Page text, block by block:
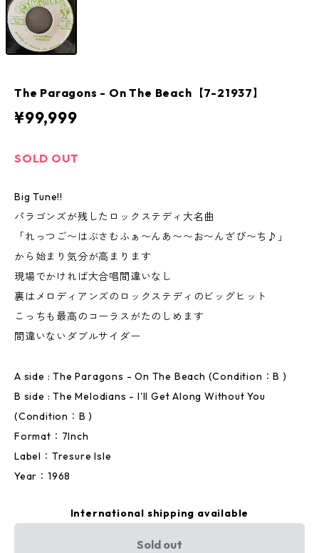
The Paragons - On The Beach【7-21937】
¥99,999
SOLD OUT
Big Tune!!
パラゴンズが残したロックステディ大名曲
「れっつご〜はぶさむふぁ〜んあ〜〜お〜んざび〜ち♪」
から始まり気分が高まります
現場でかければ大合唱間違いなし
裏はメロディアンズのロックステディのビッグヒット
こっちも最高のコーラスがたのしめます
間違いないダブルサイダー
A side : The Paragons - On The Beach (Condition：B )
B side : The Melodians - I'll Get Along Without You
(Condition：B )
Format：7Inch
Label：Tresure Isle
Year：1968
International shipping available
Sold out